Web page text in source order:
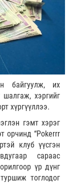
байгуулж, их
хэргийг
хүргүүллээ.
гэмт хэрэг
орчинд “Pokerrr
клуб үүсгэн
сараас
үр дүнг
тоглодог